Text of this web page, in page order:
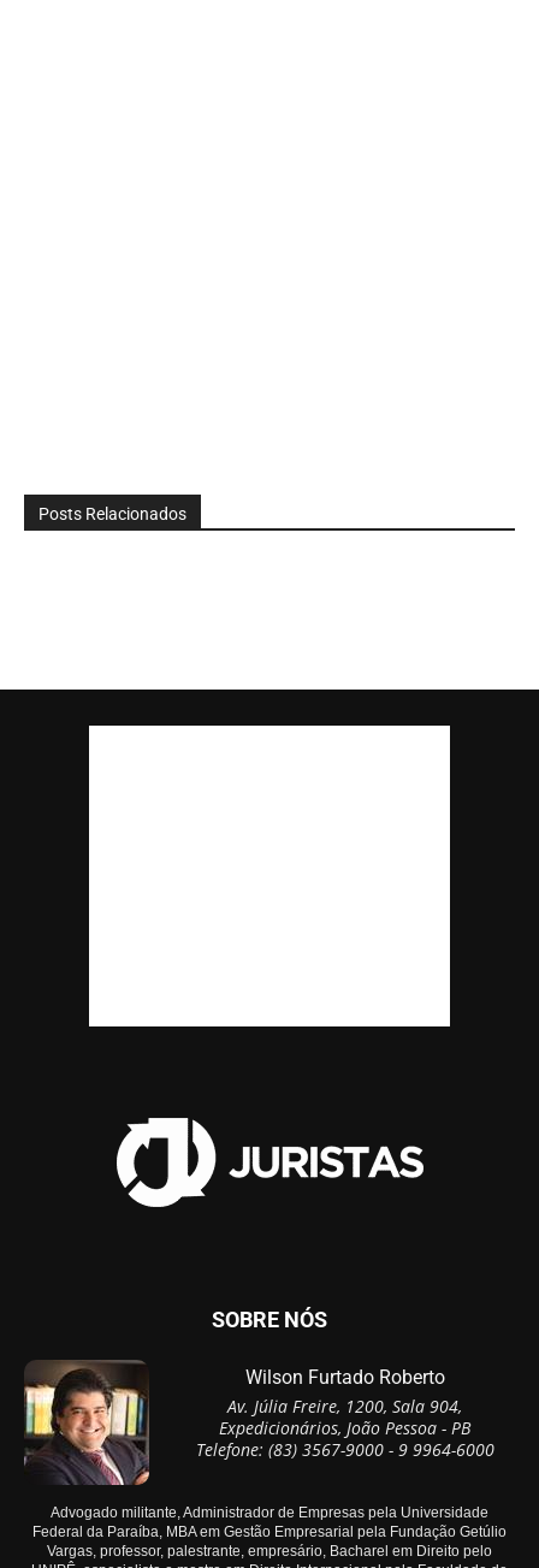
Posts Relacionados
SOBRE NÓS
Wilson Furtado Roberto
Av. Júlia Freire, 1200, Sala 904,
Expedicionários, João Pessoa - PB
Telefone: (83) 3567-9000 - 9 9964-6000
Advogado militante, Administrador de Empresas pela Universidade
Federal da Paraíba, MBA em Gestão Empresarial pela Fundação Getúlio
Vargas, professor, palestrante, empresário, Bacharel em Direito pelo